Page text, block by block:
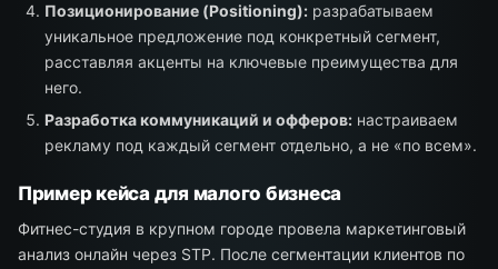
Позиционирование (Positioning): разрабатываем
уникальное предложение под конкретный сегмент,
расставляя акценты на ключевые преимущества для
него.
Разработка коммуникаций и офферов: настраиваем
рекламу под каждый сегмент отдельно, а не «по всем».
Пример кейса для малого бизнеса
Фитнес-студия в крупном городе провела маркетинговый
анализ онлайн через STP. После сегментации клиентов по